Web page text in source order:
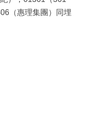
（惠理集團）同埋